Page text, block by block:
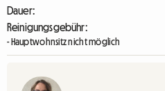
Dauer:
Reinigungsgebühr:
- Hauptwohnsitz nicht möglich